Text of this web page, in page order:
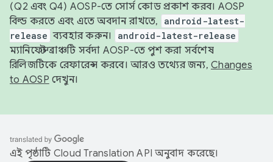
(Q2 এবং Q4) AOSP-তে সোর্স কোড প্রকাশ করব। AOSP
বিল্ড করতে এবং এতে অবদান রাখতে,
android-latest-
release ব্যবহার করুন। android-latest-release
ম্যানিফেস্ট ব্রাঞ্চটি সর্বদা AOSP-তে পুশ করা সর্বশেষ
রিলিজটিকে রেফারেন্স করবে। আরও তথ্যের জন্য, Changes
to AOSP দেখুন।
এই পৃষ্ঠাটি Cloud Translation API অনুবাদ করেছে।